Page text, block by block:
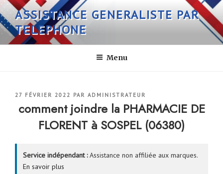
Aller
au
contenu
principal
ASSISTANCE GENERALISTE PAR
TELEPHONE
Menu
PUBLIÉ
27 FÉVRIER 2022 PAR ADMINISTRATEUR
comment joindre la PHARMACIE DE
FLORENT à SOSPEL (06380)
Service indépendant :Assistance non affiliée aux marques.
En savoir plus